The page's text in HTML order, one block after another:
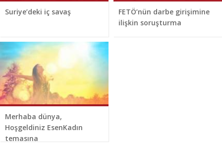
Suriye’deki iç savaş
FETÖ’nün darbe girişimine
ilişkin soruşturma
Merhaba dünya,
Hoşgeldiniz EsenKadın
temasına